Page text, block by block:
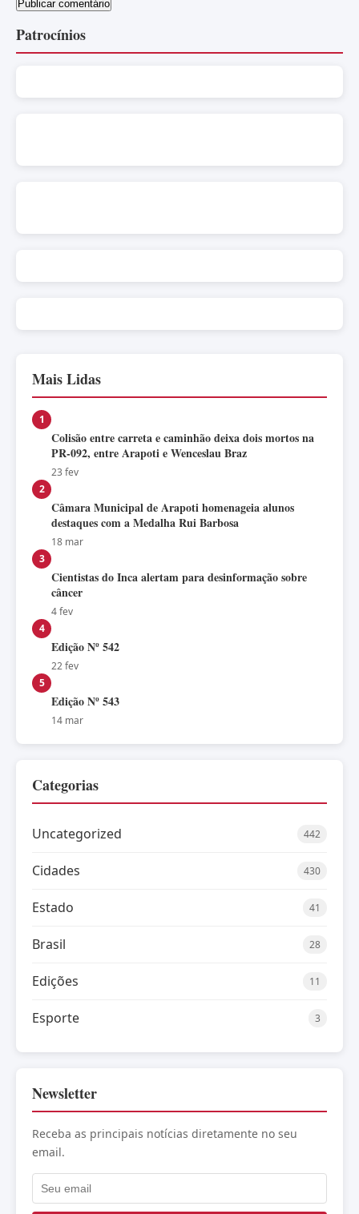
Patrocínios
Mais Lidas
1
Colisão entre carreta e caminhão deixa dois mortos na
PR-092, entre Arapoti e Wenceslau Braz
23 fev
2
Câmara Municipal de Arapoti homenageia alunos
destaques com a Medalha Rui Barbosa
18 mar
3
Cientistas do Inca alertam para desinformação sobre
câncer
4 fev
4
Edição Nº 542
22 fev
5
Edição Nº 543
14 mar
Categorias
Uncategorized 442
Cidades 430
Estado 41
Brasil 28
Edições 11
Esporte 3
Newsletter
Receba as principais notícias diretamente no seu
email.